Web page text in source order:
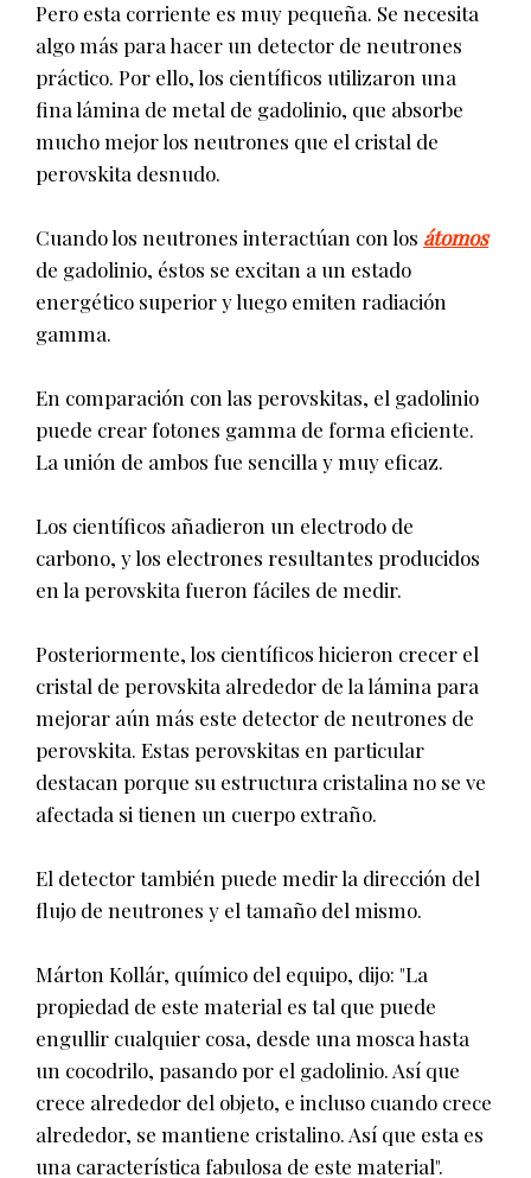
Pero esta corriente es muy pequeña. Se necesita
algo más para hacer un detector de neutrones
práctico. Por ello, los científicos utilizaron una
fina lámina de metal de gadolinio, que absorbe
mucho mejor los neutrones que el cristal de
perovskita desnudo.
Cuando los neutrones interactúan con los átomos
de gadolinio, éstos se excitan a un estado
energético superior y luego emiten radiación
gamma.
En comparación con las perovskitas, el gadolinio
puede crear fotones gamma de forma eficiente.
La unión de ambos fue sencilla y muy eficaz.
Los científicos añadieron un electrodo de
carbono, y los electrones resultantes producidos
en la perovskita fueron fáciles de medir.
Posteriormente, los científicos hicieron crecer el
cristal de perovskita alrededor de la lámina para
mejorar aún más este detector de neutrones de
perovskita. Estas perovskitas en particular
destacan porque su estructura cristalina no se ve
afectada si tienen un cuerpo extraño.
El detector también puede medir la dirección del
flujo de neutrones y el tamaño del mismo.
Márton Kollár, químico del equipo, dijo: "La
propiedad de este material es tal que puede
engullir cualquier cosa, desde una mosca hasta
un cocodrilo, pasando por el gadolinio. Así que
crece alrededor del objeto, e incluso cuando crece
alrededor, se mantiene cristalino. Así que esta es
una característica fabulosa de este material".